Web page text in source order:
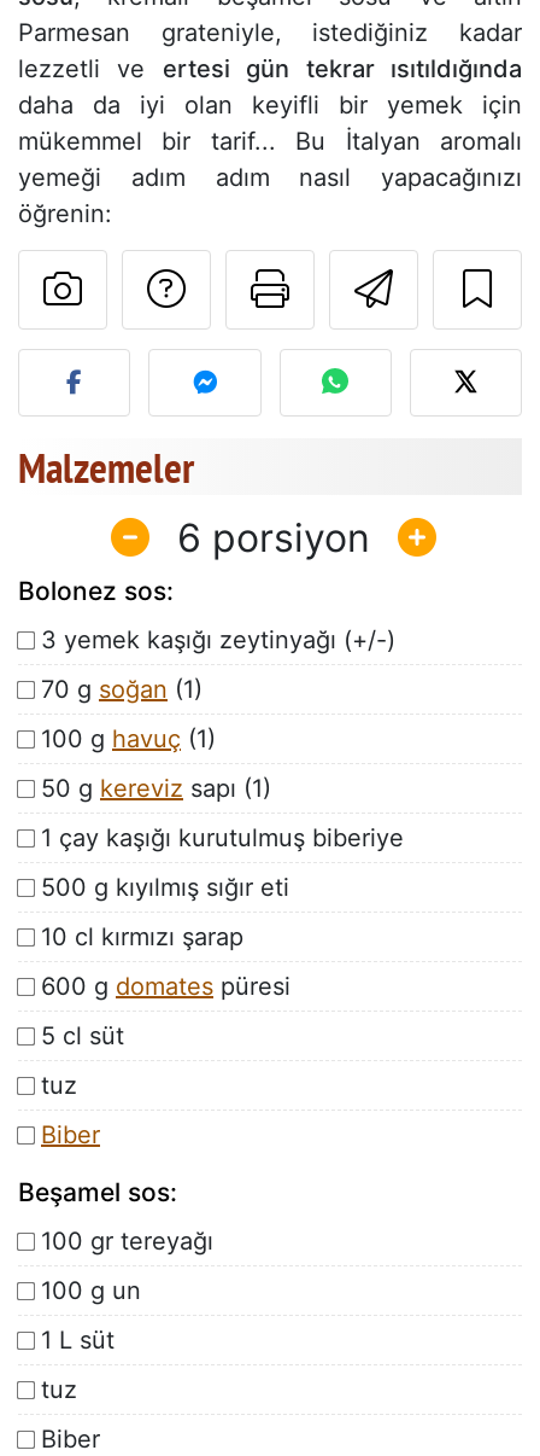
Parmesan grateniyle, istediğiniz kadar
lezzetli ve ertesi gün tekrar ısıtıldığında
daha da iyi olan keyifli bir yemek için
mükemmel bir tarif... Bu İtalyan aromalı
yemeği adım adım nasıl yapacağınızı
öğrenin:
Bu sayfayı
Tarif sahibine bir
Bu tarifin fotoğrafını
Malzemeler
6
Bolonez sos:
3 yemek kaşığı zeytinyağı (+/-)
70 g soğan (1)
100 g havuç (1)
50 g kereviz sapı (1)
1 çay kaşığı kurutulmuş biberiye
500 g kıyılmış sığır eti
10 cl kırmızı şarap
600 g domates püresi
5 cl süt
tuz
Biber
Beşamel sos:
100 gr tereyağı
100 g un
1 L süt
tuz
Biber